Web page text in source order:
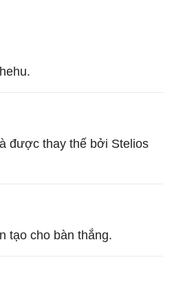
được thay thế bởi Stelios
tạo cho bàn thắng.